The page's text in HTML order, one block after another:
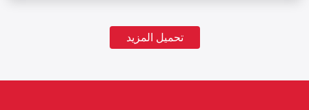
تحميل المزيد